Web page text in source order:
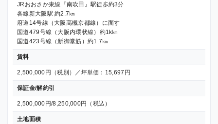
JRおおさか東線『南吹田』駅徒歩約3分
各線新大阪駅 約2.7㎞
府道14号線（大阪高槻京都線）に面す
国道479号線（大阪内環状線）約1k㎞
国道423号線（新御堂筋）約1.7㎞
賃料
2,500,000円（税別）／坪単価：15,697円
保証金/解約引
2,500,000円/8,250,000円（税込）
土地面積